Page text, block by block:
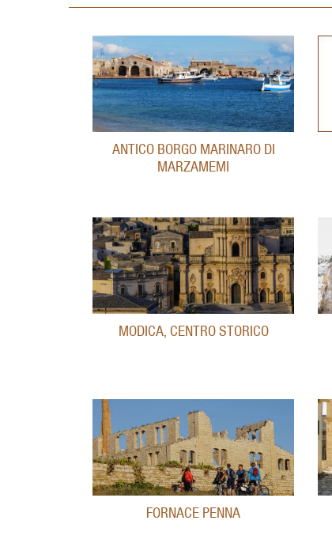
ANTICO BORGO MARINARO DI
MARZAMEMI
MODICA, CENTRO STORICO
FORNACE PENNA